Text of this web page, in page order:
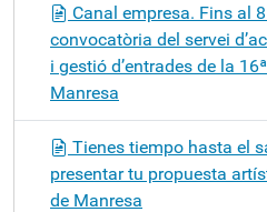
Canal empresa. Fins al
convocatòria del servei
i gestió d’entrades de la
Manresa
Tienes tiempo hasta el
presentar tu propuesta
de Manresa